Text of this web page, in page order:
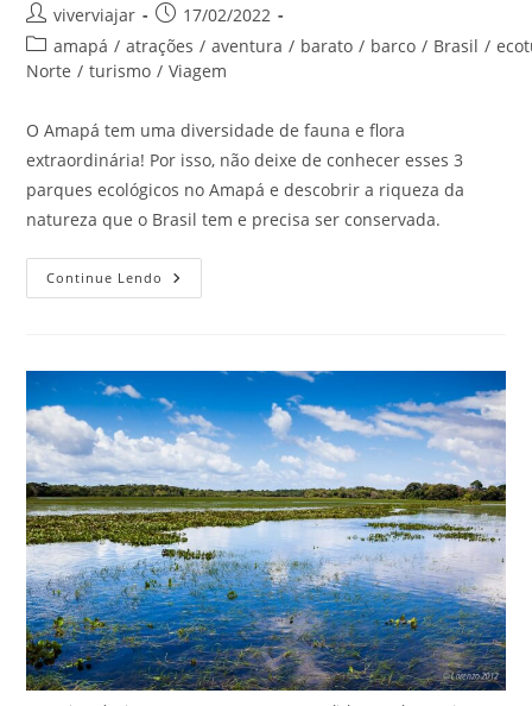
Autor
do
post:
viverviajar
Post
publicado:
17/02/2022
Categoria
do
amapá / atrações / aventura / barato / barco / Brasil /
Norte / turismo / Viagem
O Amapá tem uma diversidade de fauna e flora
extraordinária! Por isso, não deixe de conhecer esses 3
parques ecológicos no Amapá e descobrir a riqueza da
natureza que o Brasil tem e precisa ser conservada.
Continue Lendo
Parques
Todo
Amante
De
Viagem
Deve
Conhecer
Agora